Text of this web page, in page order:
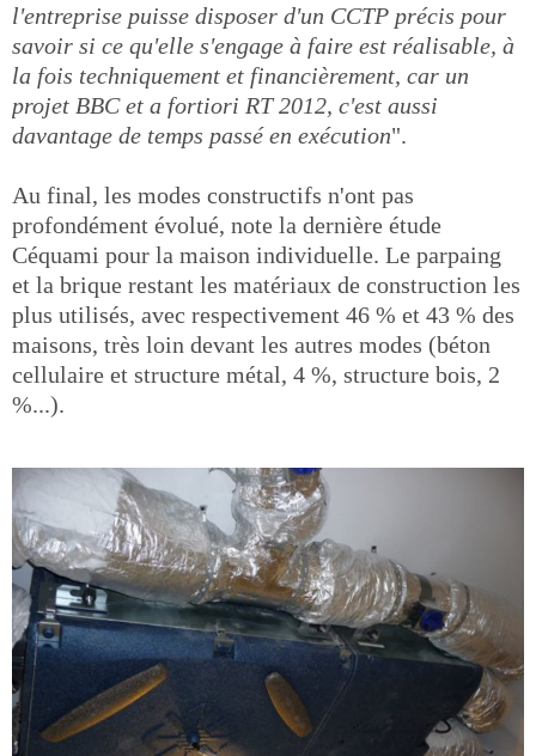
l'entreprise puisse disposer d'un CCTP précis pour
savoir si ce qu'elle s'engage à faire est réalisable, à
la fois techniquement et financièrement, car un
projet BBC et a fortiori RT 2012, c'est aussi
davantage de temps passé en exécution".
Au final, les modes constructifs n'ont pas
profondément évolué, note la dernière étude
Céquami pour la maison individuelle. Le parpaing
et la brique restant les matériaux de construction les
plus utilisés, avec respectivement 46 % et 43 % des
maisons, très loin devant les autres modes (béton
cellulaire et structure métal, 4 %, structure bois, 2
%...).